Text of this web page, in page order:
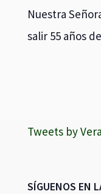
Nuestra
salir 55 años
Tweets by
SÍGUENOS EN